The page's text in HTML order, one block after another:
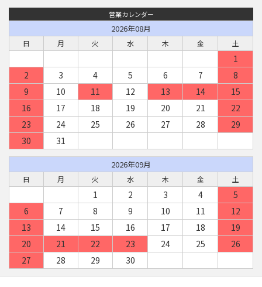
営業カレンダー
2026年08月
日 月 火 水 木 金 土
1
2
3 4 5 6 7
8
9
10 11 12 13 14
15
16
17 18 19 20 21
22
23
24 25 26 27 28
29
30
31
2026年09月
日 月 火 水 木 金 土
1 2 3 4
5
6
7 8 9 10 11
12
13
14 15 16 17 18
19
20
21 22 23 24 25
26
27
28 29 30